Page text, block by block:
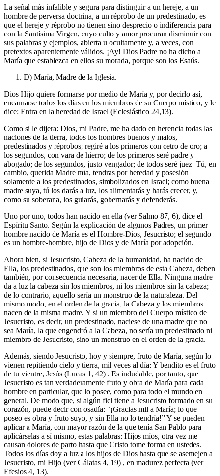
La señal más infalible y segura para distinguir a un hereje, a un
hombre de perversa doctrina, a un réprobo de un predestinado, es
que el hereje y réprobo no tienen sino desprecio o indiferencia para
con la Santísima Virgen, cuyo culto y amor procuran disminuir con
sus palabras y ejemplos, abierta u ocultamente y, a veces, con
pretextos aparentemente válidos. ¡Ay! Dios Padre no ha dicho a
María que establezca en ellos su morada, porque son los Esaús.
D) María, Madre de la Iglesia.
Dios Hijo quiere formarse por medio de María y, por decirlo así,
encarnarse todos los días en los miembros de su Cuerpo místico, y le
dice: Entra en la heredad de Israel (Eclesiástico 24,13).
Como si le dijera: Dios, mi Padre, me ha dado en herencia todas las
naciones de la tierra, todos los hombres buenos y malos,
predestinados y réprobos; regiré a los primeros con cetro de oro; a
los segundos, con vara de hierro; de los primeros seré padre y
abogado; de los segundos, justo vengador; de todos seré juez. Tú, en
cambio, querida Madre mía, tendrás por heredad y posesión
solamente a los predestinados, simbolizados en Israel; como buena
madre suya, tú los darás a luz, los alimentarás y harás crecer, y,
como su soberana, los guiarás, gobernarás y defenderás.
Uno por uno, todos han nacido en ella (ver Salmo 87, 6), dice el
Espíritu Santo. Según la explicación de algunos Padres, un primer
hombre nacido de María es el Hombre-Dios, Jesucristo; el segundo
es un hombre-hombre, hijo de Dios y de María por adopción.
Ahora bien, si Jesucristo, Cabeza de la humanidad, ha nacido de
Ella, los predestinados, que son los miembros de esta Cabeza, deben
también, por consecuencia necesaria, nacer de Ella. Ninguna madre
da a luz la cabeza sin los miembros, ni los miembros sin la cabeza;
de lo contrario, aquello sería un monstruo de la naturaleza. Del
mismo modo, en el orden de la gracia, la Cabeza y los miembros
nacen de la misma madre. Y si un miembro del Cuerpo místico de
Jesucristo, es decir, un predestinado, naciese de una madre que no
sea María, la que engendró a la Cabeza, no sería un predestinado ni
miembro de Jesucristo, sino un monstruo en el orden de la gracia.
Además, siendo Jesucristo, hoy y siempre, fruto de María, según lo
vienen repitiendo cielo y tierra, mil veces al día: Y bendito es el fruto
de tu vientre, Jesús (Lucas 1, 42) . Es indudable, por tanto, que
Jesucristo es tan verdaderamente fruto y obra de María para cada
hombre en particular, que lo posee, como para todo el mundo en
general. De modo que, si algún fiel tiene a Jesucristo formado en su
corazón, puede decir con osadía: “¡Gracias mil a María; lo que
poseo es obra y fruto suyo, y sin Ella no lo tendría!” Y se pueden
aplicar a María, con mayor razón de la que tenía San Pablo para
aplicárselas a sí mismo, estas palabras: Hijos míos, otra vez me
causan dolores de parto hasta que Cristo tome forma en ustedes.
Todos los días doy a luz a los hijos de Dios hasta que se asemejen a
Jesucristo, mi Hijo (ver Gálatas 4, 19) , en madurez perfecta (ver
Efesios 4, 13).